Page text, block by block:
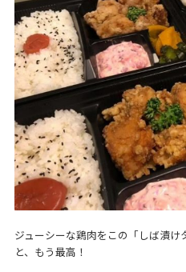
ジューシーな鶏肉をこの「しば漬
と、もう最高！